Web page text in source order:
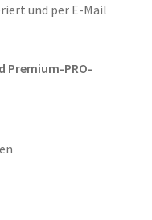
und per E-Mail
Premium-PRO-